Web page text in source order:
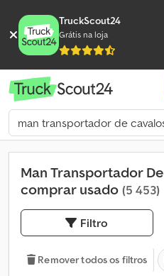
TruckScout24
Grátis na loja
Man Transportador
comprar usado (5 453)
Filtro
Remover todos os filtros